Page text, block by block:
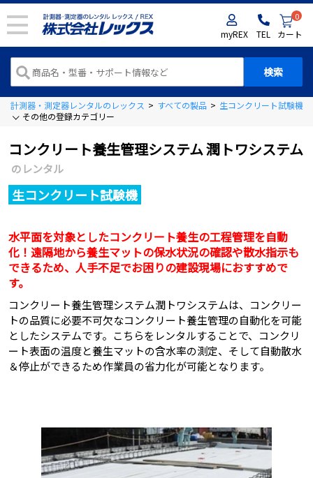
myREX TEL
0
カート
計測器・測定器レンタルのレックス > すべての製品 > 生コンクリート試験機
その他の登録カテゴリー
コンクリート養生管理システム 潤トワシステム
のレンタル
生コンクリート試験機
水平面を対象としたコンクリート養生の工程管理を自動
化！遠隔地から養生マットの保水状況の確認や散水指示も
できるため、人手不足でお困りの建設現場におすすめで
す。
コンクリート養生管理システム潤トワシステムは、コンクリー
トの品質に必要不可欠なコンクリート養生管理の自動化を可能
としたシステムです。こちらをレンタルすることで、コンクリ
ート表面の温度と養生マットの含水率の測定、そして自動散水
＆停止ができるため作業員の省力化が可能となります。